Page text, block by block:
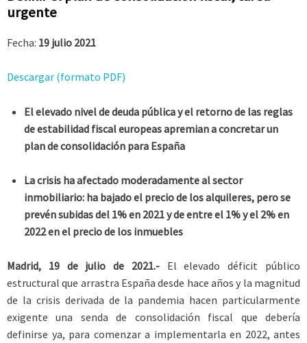
urgente
Fecha: 19 julio 2021
Descargar (formato PDF)
El elevado nivel de deuda pública y el retorno de las reglas
de estabilidad fiscal europeas apremian a concretar un
plan de consolidación para España
La crisis ha afectado moderadamente al sector
inmobiliario: ha bajado el precio de los alquileres, pero se
prevén subidas del 1% en 2021 y de entre el 1% y el 2% en
2022 en el precio de los inmuebles
Madrid, 19 de julio de 2021.-El elevado déficit público
estructural que arrastra España desde hace años y la magnitud
de la crisis derivada de la pandemia hacen particularmente
exigente una senda de consolidación fiscal que debería
definirse ya, para comenzar a implementarla en 2022, antes